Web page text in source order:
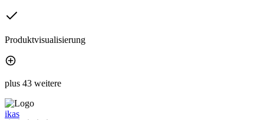
Produktvisualisierung
plus 43 weitere
ikas